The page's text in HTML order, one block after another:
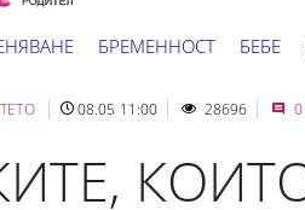
БРЕМЕННОСТ БЕБЕ
08.05 11:00 28696 0